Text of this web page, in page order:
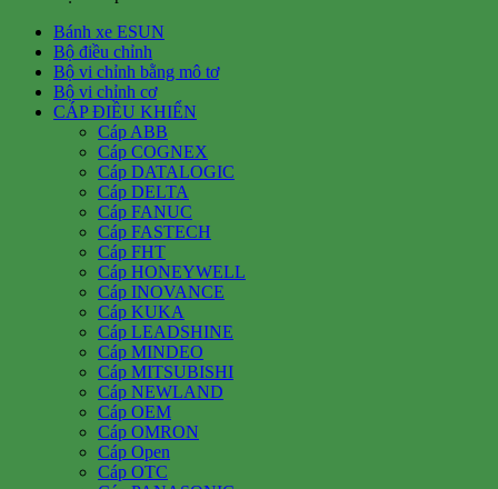
Bánh xe ESUN
Bộ điều chỉnh
Bộ vi chỉnh bằng mô tơ
Bộ vi chỉnh cơ
CÁP ĐIỀU KHIỂN
Cáp ABB
Cáp COGNEX
Cáp DATALOGIC
Cáp DELTA
Cáp FANUC
Cáp FASTECH
Cáp FHT
Cáp HONEYWELL
Cáp INOVANCE
Cáp KUKA
Cáp LEADSHINE
Cáp MINDEO
Cáp MITSUBISHI
Cáp NEWLAND
Cáp OEM
Cáp OMRON
Cáp Open
Cáp OTC